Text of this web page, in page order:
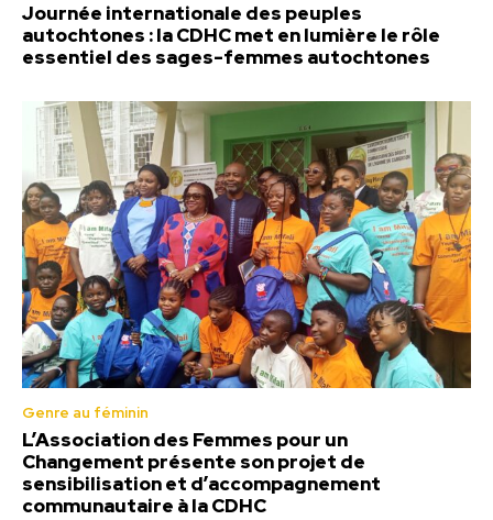
Journée internationale des peuples
autochtones : la CDHC met en lumière le rôle
essentiel des sages-femmes autochtones
Genre au féminin
L’Association des Femmes pour un
Changement présente son projet de
sensibilisation et d’accompagnement
communautaire à la CDHC